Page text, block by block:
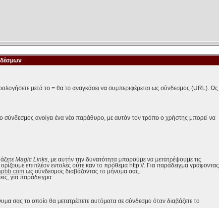
μετά το = θα το αναγκάσει να συμπεριφέρεται ως σύνδεσμος (URL). Ως
σύνδεσμος ανοίγει ένα νέο παράθυρο, με αυτόν τον τρόπο ο χρήστης μπορεί να
Magic Links , με αυτήν την δυνατότητα μπορούμε να μετατρέψουμε τις
επιπλέον εντολές ούτε καν το πρόθεμα http://. Για παράδειγμα γράφοντας
ως σύνδεσμος διαβάζοντας το μήνυμα σας.
για παράδειγμα:
σας το οποίο θα μετατρέπετε αυτόματα σε σύνδεσμο όταν διαβάζετε το